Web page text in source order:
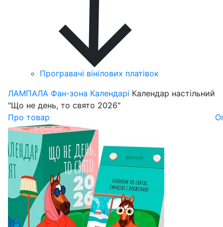
Програвачі вінілових платівок
ЛАМПАЛА Фан-зона Календарі Календар настільний
"Що не день, то свято 2026"
Про товар